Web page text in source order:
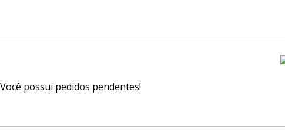
Você possui pedidos pendentes!